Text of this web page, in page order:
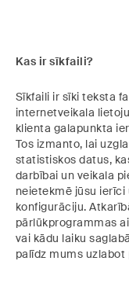
Kas ir sīkfaili?
Sīkfaili ir sīki teksta
internetveikala
klienta galapunkta
Tos izmanto, lai
statistiskos datus,
darbībai un veikala
neietekmē jūsu
konfigurāciju.
pārlūkprogrammas
vai kādu laiku
palīdz mums uzlabot